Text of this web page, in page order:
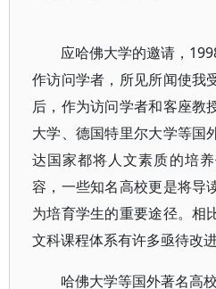
应哈佛大学的邀请，
作访问学者，所见所闻使我
后，作为访问学者和客座教
大学、德国特里尔大学等国
达国家都将人文素质的培
容，一些知名高校更是将导
为培育学生的重要途径。相
文科课程体系有许多亟待改
哈佛大学等国外著名高